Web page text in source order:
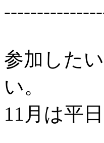
参加した
い。
11月は平